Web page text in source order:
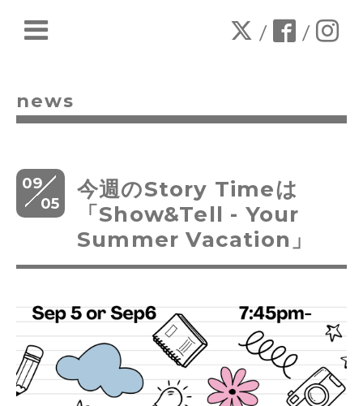
/ /
news
09
05
今週のStory Timeは
「Show&Tell - Your
Summer Vacation」